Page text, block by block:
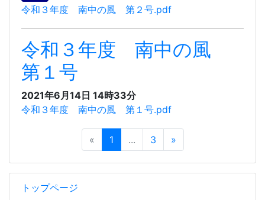
トップページ
令和３年度 南中の風 第２号.pdf
令和３年度 南中の風
第１号
2021年6月14日 14時33分
令和３年度 南中の風 第１号.pdf
« 1 ... 3 »